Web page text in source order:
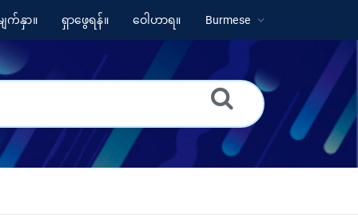
ျက်နှာ။ ရှာဖွေရန်။ ဝေါဟာရ။ Burmese